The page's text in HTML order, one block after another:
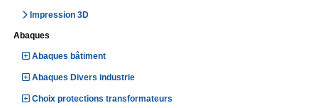
Impression 3D
Abaques
Abaques bâtiment
Abaques Divers industrie
Choix protections transformateurs